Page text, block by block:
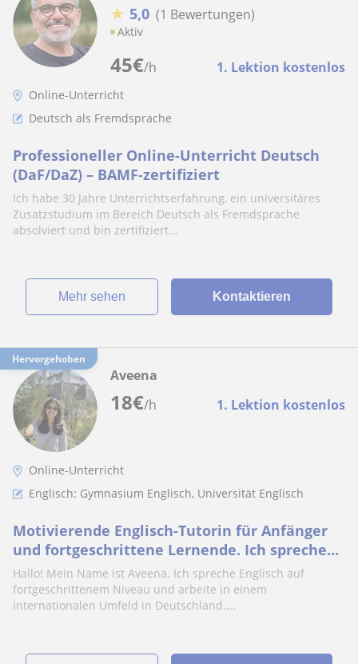
45€/h 1. Lektion kostenlos
★ 5,0 (1 Bewertungen)
Aktiv
Online-Unterricht
Deutsch als Fremdsprache
Professioneller Online-Unterricht Deutsch
(DaF/DaZ) – BAMF-zertifiziert
Ich habe 30 Jahre Unterrichtserfahrung, ein universitäres
Zusatzstudium im Bereich Deutsch als Fremdsprache
absolviert und bin zertifiziert...
Mehr sehen Kontaktieren
Hervorgehoben
18€/h 1. Lektion kostenlos
Aveena
Online-Unterricht
Englisch: Gymnasium Englisch, Universität Englisch
Motivierende Englisch-Tutorin für Anfänger
und fortgeschrittene Lernende. Ich spreche
Englisch, Deutsch, Hindi und weitere Sprache
Hallo! Mein Name ist Aveena. Ich spreche Englisch auf
fortgeschrittenem Niveau und arbeite in einem
internationalen Umfeld in Deutschland....